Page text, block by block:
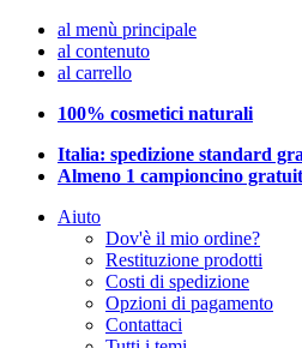
al menù principale
al contenuto
al carrello
100% cosmetici naturali
Italia: spedizione standard
Almeno 1 campioncino
Aiuto
Dov'è il mio ordine?
Restituzione prodotti
Costi di spedizione
Opzioni di pagamento
Contattaci